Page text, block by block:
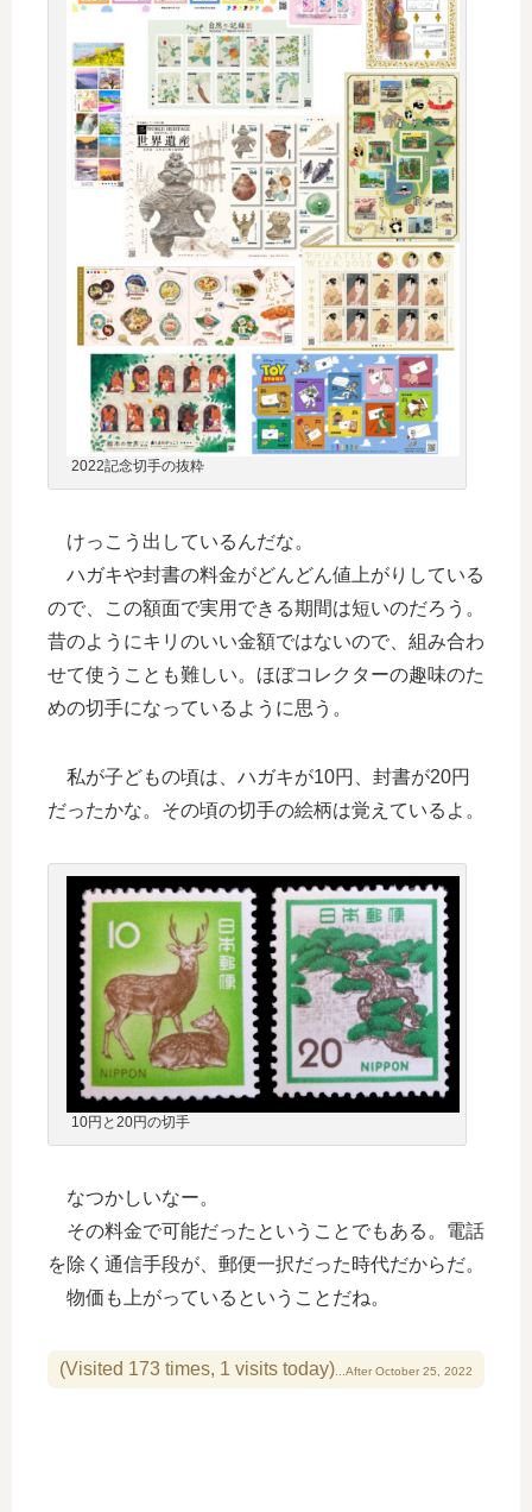
2022記念切手の抜粋
けっこう出しているんだな。
ハガキや封書の料金がどんどん値上がりしている
ので、この額面で実用できる期間は短いのだろう。
昔のようにキリのいい金額ではないので、組み合わ
せて使うことも難しい。ほぼコレクターの趣味のた
めの切手になっているように思う。
私が子どもの頃は、ハガキが10円、封書が20円
だったかな。その頃の切手の絵柄は覚えているよ。
10円と20円の切手
なつかしいなー。
その料金で可能だったということでもある。電話
を除く通信手段が、郵便一択だった時代だからだ。
物価も上がっているということだね。
(Visited 173 times, 1 visits today)